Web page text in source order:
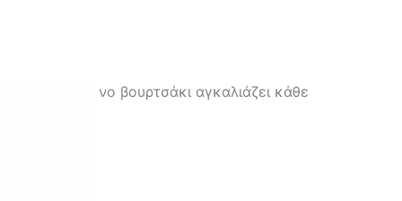
σχεδιασμένο βουρτσάκι αγκαλιάζει κάθε